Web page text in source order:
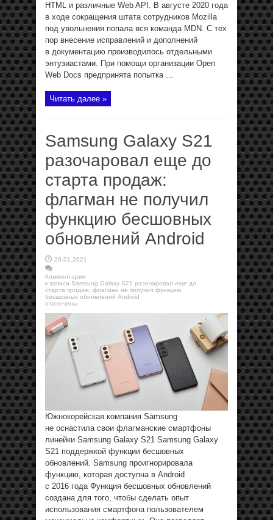
HTML и различные Web API. В августе 2020 года
в ходе сокращения штата сотрудников Mozilla
под увольнения попала вся команда MDN. С тех
пор внесение исправлений и дополнений
в документацию производилось отдельными
энтузиастами. При помощи организации Open
Web Docs предпринята попытка ...
Читать далее »
Samsung Galaxy S21
разочаровал еще до
старта продаж:
флагман не получил
функцию бесшовных
обновлений Android
26.01.2021
Комментарии
к записи Samsung Galaxy S21 разочаровал еще до
старта продаж: флагман не получил функцию
бесшовных обновлений Android
отключены
Южнокорейская компания Samsung
не оснастила свои флагманские смартфоны
линейки Samsung Galaxy S21 Samsung Galaxy
S21 поддержкой функции бесшовных
обновлений. Samsung проигнорировала
функцию, которая доступна в Android
с 2016 года Функция бесшовных обновлений
создана для того, чтобы сделать опыт
использования смартфона пользователем